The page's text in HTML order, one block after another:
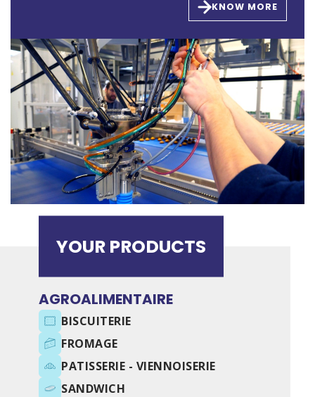
KNOW MORE
YOUR PRODUCTS
AGROALIMENTAIRE
BISCUITERIE
FROMAGE
PATISSERIE - VIENNOISERIE
SANDWICH